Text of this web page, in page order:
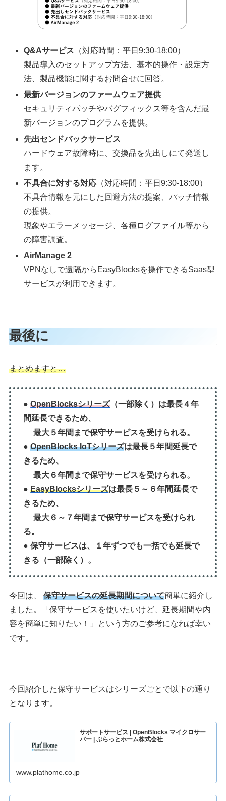
Q&Aサービス （対応時間：平日9:30-18:00）
製品導入のセットアップ方法、基本的操作・設定方
法、製品機能に関するお問合せに回答。
最新バージョンのファームウェア提供
セキュリティパッチやバグフィックス等を含んだ最
新バージョンのプログラムを提供。
先出センドバックサービス
ハードウェア故障時に、交換品を先出しにて発送し
ます。
不具合に対する対応 （対応時間：平日9:30-18:00）
不具合情報を元にした回避方法の提案、パッチ情報
の提供。
現象やエラーメッセージ、各種ログファイル等から
の障害調査。
AirManage 2
VPNなしで遠隔からEasyBlocksを操作できるSaas型
サービスが利用できます。
最後に
まとめますと…
●OpenBlocksシリーズ（一部除く）は最長４年
間延長できるため、
最大５年間まで保守サービスを受けられる。
●OpenBlocks IoTシリーズは最長５年間延長で
きるため、
最大６年間まで保守サービスを受けられる。
●EasyBlocksシリーズは最長５～６年間延長で
きるため、
最大６～７年間まで保守サービスを受けられ
る。
● 保守サービスは、１年ずつでも一括でも延長で
きる（一部除く）。
今回は、保守サービスの延長期間について簡単に紹介し
ました。「保守サービスを使いたいけど、延長期間や内
容を簡単に知りたい！」という方のご参考になれば幸い
です。
今回紹介した保守サービスはシリーズごとで以下の通り
となります。
サポートサービス | OpenBlocks マイクロサー
バー | ぷらっとホーム株式会社
www.plathome.co.jp